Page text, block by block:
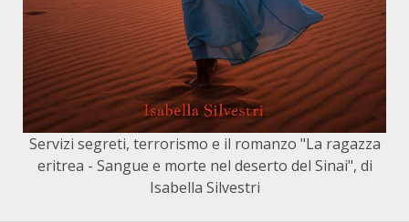
Servizi segreti, terrorismo e il romanzo "La ragazza
eritrea - Sangue e morte nel deserto del Sinai", di
Isabella Silvestri